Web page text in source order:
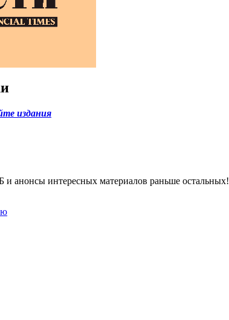
издания
и анонсы интересных материалов раньше остальных!